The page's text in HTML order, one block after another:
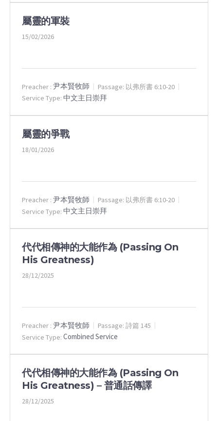
屬靈的軍裝
15/02/2026
Preacher : 尹本賢牧師 Passage: 以弗所書 6:10-20
Service Type: 中文主日崇拜
屬靈的爭戰
18/01/2026
Preacher : 尹本賢牧師 Passage: 以弗所書 6:10-20
Service Type: 中文主日崇拜
代代相傳神的大能作為 (Passing On
His Greatness)
28/12/2025
Preacher : 尹本賢牧師 Passage: 詩篇 145
Service Type: Combined Service
代代相傳神的大能作為 (Passing On
His Greatness) – 普通話傳譯
28/12/2025